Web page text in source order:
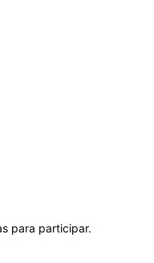
para participar.